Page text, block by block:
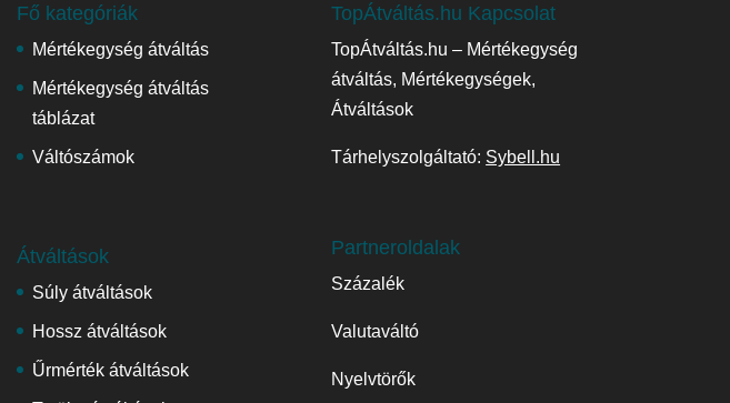
Fő kategóriák
Mértékegység átváltás
Mértékegység átváltás
táblázat
Váltószámok
Átváltások
Súly átváltások
Hossz átváltások
Űrmérték átváltások
TopÁtváltás.hu Kapcsolat
TopÁtváltás.hu – Mértékegység
átváltás, Mértékegységek,
Átváltások
Tárhelyszolgáltató: Sybell.hu
Partneroldalak
Százalék
Valutaváltó
Nyelvtörők